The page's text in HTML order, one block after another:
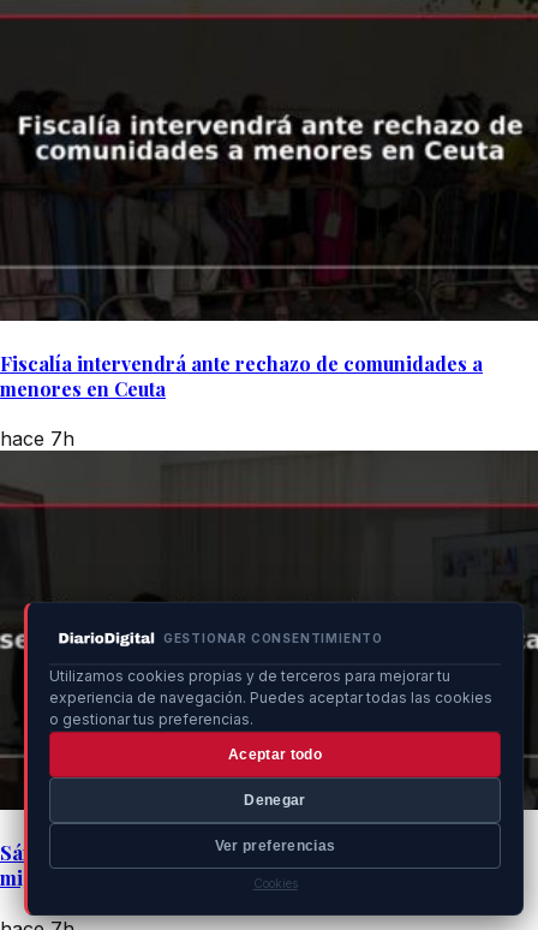
GESTIONAR CONSENTIMIENTO
Utilizamos cookies propias y de terceros para mejorar tu
experiencia de navegación. Puedes aceptar todas las cookies
o gestionar tus preferencias.
Aceptar todo
Denegar
Ver preferencias
Cookies
Fiscalía intervendrá ante rechazo de comunidades a
menores en Ceuta
hace 7h
Sánchez discute estrategias para seguridad y ayuda
migratoria en Ceuta